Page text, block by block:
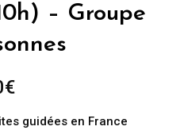
– Groupe
€Plage
guidées en France